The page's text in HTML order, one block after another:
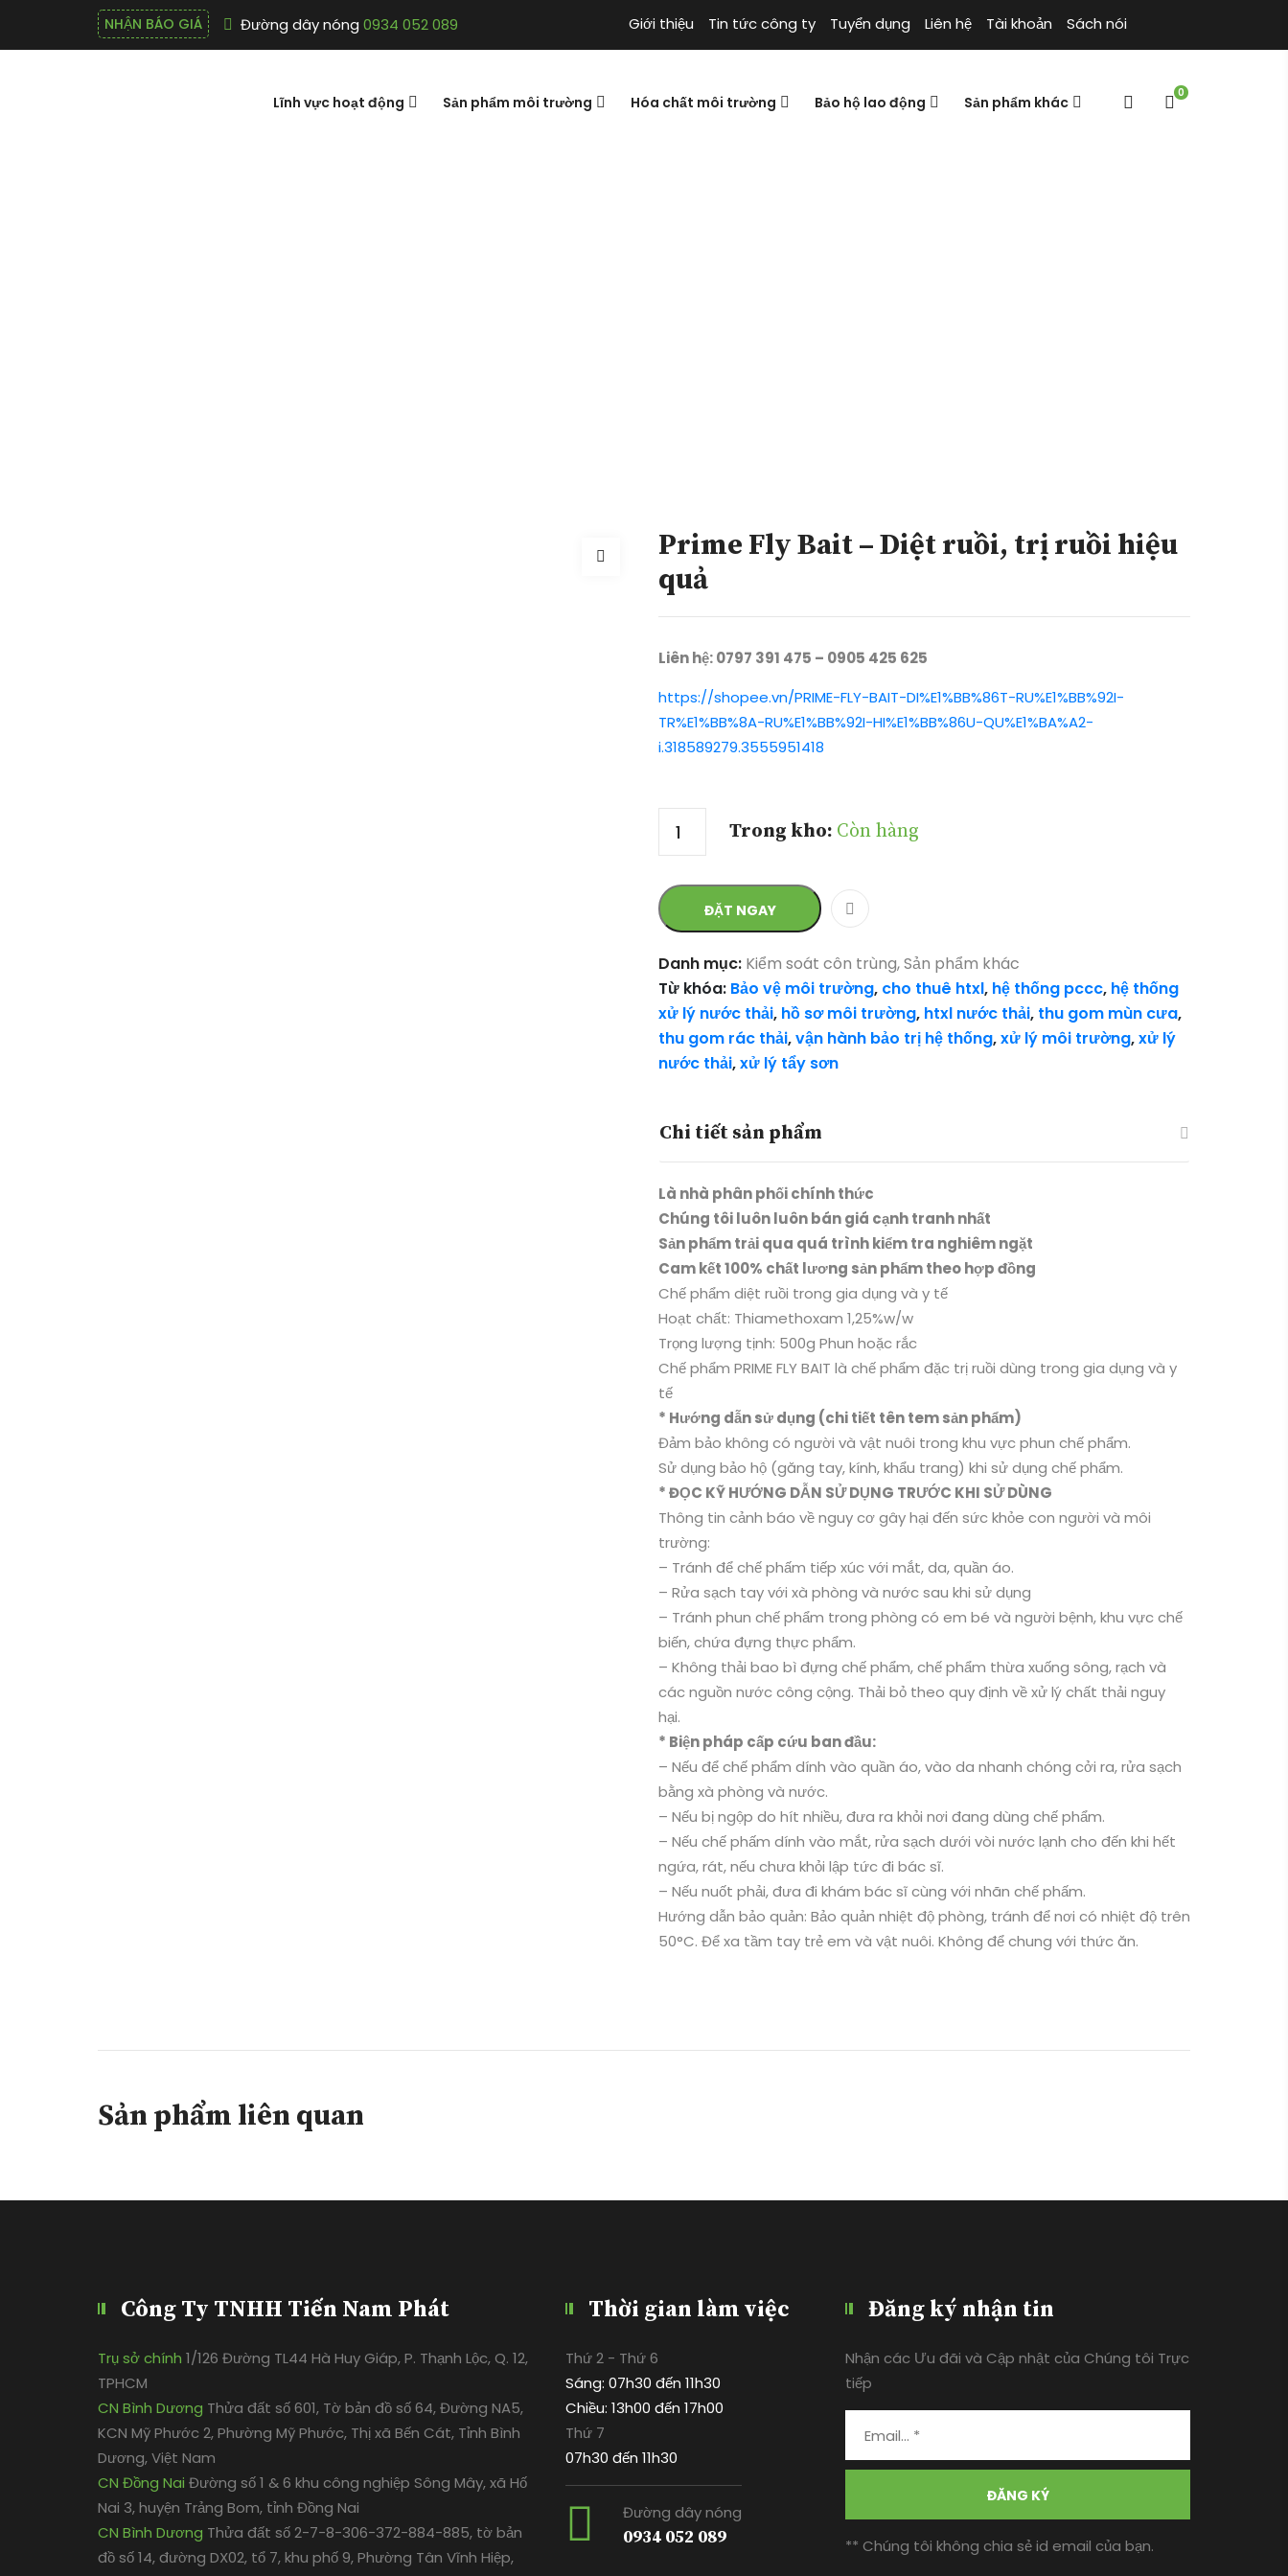
Lĩnh vực hoạt động Sản phẩm môi trường Hóa chất môi trường Bảo hộ lao động
Quần áo bảo hộ, tạp dề, phản
quang
Sản phẩm khác
0
NHẬN BÁO GIÁ Đường dây nóng 0934 052 089 Giới thiệu Tin tức công ty Tuyển dụng Liên hệ Tài khoản Sách nói
Prime Fly Bait – Diệt ruồi, trị ruồi hiệu
quả
Liên hệ: 0797 391 475 – 0905 425 625
https://shopee.vn/PRIME-FLY-BAIT-DI%E1%BB%86T-RU%E1%BB%92I-
TR%E1%BB%8A-RU%E1%BB%92I-HI%E1%BB%86U-QU%E1%BA%A2-
i.318589279.3555951418
Trong kho: Còn hàng
ĐẶT NGAY
Danh mục: Kiểm soát côn trùng,Sản phẩm khác
Từ khóa: Bảo vệ môi trường, cho thuê htxl, hệ thống pccc, hệ thống
xử lý nước thải, hồ sơ môi trường, htxl nước thải, thu gom mùn cưa,
thu gom rác thải,vận hành bảo trị hệ thống,xử lý môi trường,xử lý
nước thải,xử lý tẩy sơn
Chi tiết sản phẩm
Là nhà phân phối chính thức
Chúng tôi luôn luôn bán giá cạnh tranh nhất
Sản phẩm trải qua quá trình kiểm tra nghiêm ngặt
Cam kết 100% chất lương sản phẩm theo hợp đồng
Chế phẩm diệt ruồi trong gia dụng và y tế
Hoạt chất: Thiamethoxam 1,25%w/w
Trọng lượng tịnh: 500g Phun hoặc rắc
Chế phẩm PRIME FLY BAIT là chế phẩm đặc trị ruồi dùng trong gia dụng và y
tế
* Hướng dẫn sử dụng (chi tiết tên tem sản phẩm)
Đảm bảo không có người và vật nuôi trong khu vực phun chế phẩm.
Sử dụng bảo hộ (găng tay, kính, khẩu trang) khi sử dụng chế phẩm.
* ĐỌC KỸ HƯỚNG DẪN SỬ DỤNG TRƯỚC KHI SỬ DÙNG
Thông tin cảnh báo về nguy cơ gây hại đến sức khỏe con người và môi
trường:
– Tránh để chế phấm tiếp xúc với mắt, da, quần áo.
– Rửa sạch tay với xà phòng và nước sau khi sử dụng
– Tránh phun chế phẩm trong phòng có em bé và người bệnh, khu vực chế
biến, chứa đựng thực phẩm.
– Không thải bao bì đựng chế phẩm, chế phẩm thừa xuống sông, rạch và
các nguồn nước công cộng. Thải bỏ theo quy định về xử lý chất thải nguy
hại.
* Biện pháp cấp cứu ban đầu:
– Nếu để chế phẩm dính vào quần áo, vào da nhanh chóng cởi ra, rửa sạch
bằng xà phòng và nước.
– Nếu bị ngộp do hít nhiều, đưa ra khỏi nơi đang dùng chế phẩm.
– Nếu chế phấm dính vào mắt, rửa sạch dưới vòi nước lạnh cho đến khi hết
ngứa, rát, nếu chưa khỏi lập tức đi bác sĩ.
– Nếu nuốt phải, đưa đi khám bác sĩ cùng với nhãn chế phấm.
Hướng dẫn bảo quản: Bảo quản nhiệt độ phòng, tránh để nơi có nhiệt độ trên
50°C. Để xa tầm tay trẻ em và vật nuôi. Không để chung với thức ăn.
Sản phẩm liên quan
Công Ty TNHH Tiến Nam Phát
Trụ sở chính 1/126 Đường TL44 Hà Huy Giáp, P. Thạnh Lộc, Q. 12,
TPHCM
CN Bình Dương Thửa đất số 601, Tờ bản đồ số 64, Đường NA5,
KCN Mỹ Phước 2, Phường Mỹ Phước, Thị xã Bến Cát, Tỉnh Bình
Dương, Việt Nam
CN Đồng Nai Đường số 1 & 6 khu công nghiệp Sông Mây, xã Hố
Nai 3, huyện Trảng Bom, tỉnh Đồng Nai
CN Bình Dương Thửa đất số 2-7-8-306-372-884-885, tờ bản
đồ số 14, đường DX02, tổ 7, khu phố 9, Phường Tân Vĩnh Hiệp,
Thời gian làm việc
Thứ 2 - Thứ 6
Sáng: 07h30 đến 11h30
Chiều: 13h00 đến 17h00
Thứ 7
07h30 đến 11h30
Đường dây nóng
0934 052 089
Đăng ký nhận tin
Nhận các Ưu đãi và Cập nhật của Chúng tôi Trực
tiếp
ĐĂNG KÝ
** Chúng tôi không chia sẻ id email của bạn.